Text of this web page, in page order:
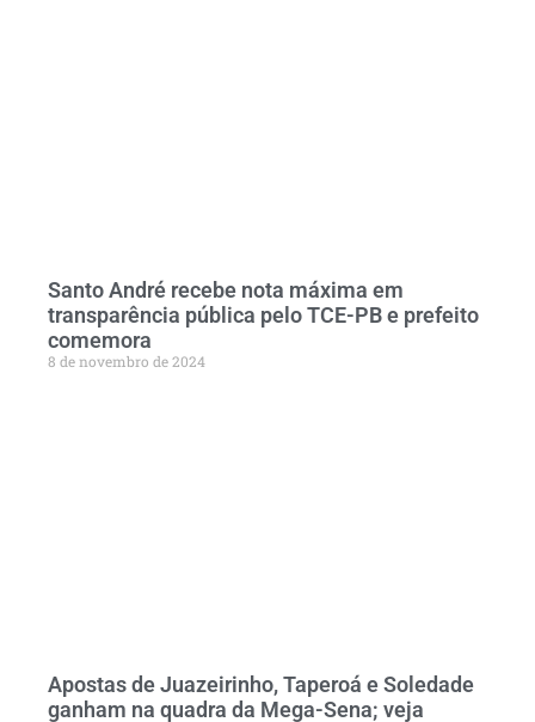
Santo André recebe nota máxima em
transparência pública pelo TCE-PB e prefeito
comemora
8 de novembro de 2024
Apostas de Juazeirinho, Taperoá e Soledade
ganham na quadra da Mega-Sena; veja